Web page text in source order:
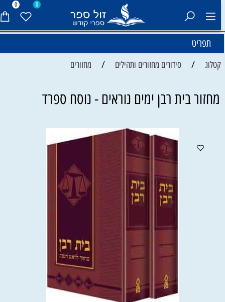
0 0
תפריט
קטלוג / סידורים מחזורים ותהילים / מחזורים
מחזור בית רבן ימים נוראים - נוסח ספרד